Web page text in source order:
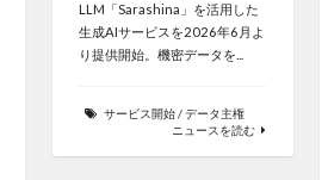
LLM「Sarashina」を活用した
生成AIサービスを2026年6月よ
り提供開始。機密データを...
サービス開始/データ主権
ニュースを読む